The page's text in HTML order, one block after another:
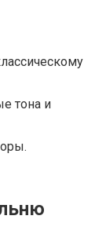
тона и